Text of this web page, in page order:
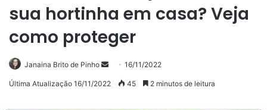
sua hortinha em casa? Veja
como proteger
Janaina Brito de Pinho
Mande16/11/2022
Última Atualização 16/11/2022 45 2 minutos de leitura